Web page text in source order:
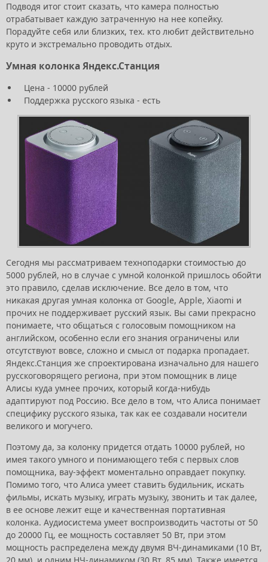
Подводя итог стоит сказать, что камера полностью
отрабатывает каждую затраченную на нее копейку.
Порадуйте себя или близких, тех. кто любит действительно
круто и экстремально проводить отдых.
Умная колонка Яндекс.Станция
Цена - 10000 рублей
Поддержка русского языка - есть
Сегодня мы рассматриваем техноподарки стоимостью до
5000 рублей, но в случае с умной колонкой пришлось обойти
это правило, сделав исключение. Все дело в том, что
никакая другая умная колонка от Google, Apple, Xiaomi и
прочих не поддерживает русский язык. Вы сами прекрасно
понимаете, что общаться с голосовым помощником на
английском, особенно если его знания ограничены или
отсутствуют вовсе, сложно и смысл от подарка пропадает.
Яндекс.Станция же спроектирована изначально для нашего
русскоговорящего региона, при этом помощник в лице
Алисы куда умнее прочих, который когда-нибудь
адаптируют под Россию. Все дело в том, что Алиса понимает
специфику русского языка, так как ее создавали носители
великого и могучего.
Поэтому да, за колонку придется отдать 10000 рублей, но
имея такого умного и понимающего тебя с первых слов
помощника, вау-эффект моментально оправдает покупку.
Помимо того, что Алиса умеет ставить будильник, искать
фильмы, искать музыку, играть музыку, звонить и так далее,
в ее основе лежит еще и качественная портативная
колонка. Аудиосистема умеет воспроизводить частоты от 50
до 20000 Гц, ее мощность составляет 50 Вт, при этом
мощность распределена между двумя ВЧ-динамиками (10 Вт,